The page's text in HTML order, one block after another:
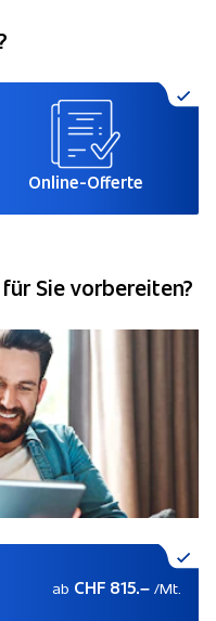
Online-Offerte
Sie vorbereiten?
ab CHF 815.– /Mt.